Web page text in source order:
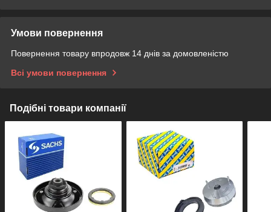
Умови повернення
Повернення товару впродовж 14 днів за домовленістю
Всі умови повернення
Подібні товари компанії